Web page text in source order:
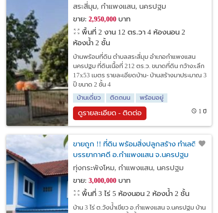
สระสี่มุม, กำแพงแสน, นครปฐม
ขาย: 2,950,000บาท
พื้นที่ 2 งาน 12 ตร.วา 4 ห้องนอน 2
ห้องน้ำ 2 ชั้น
บ้านพร้อมที่ดิน ตำบลสระสี่มุม อำเภอกำแพงแสน
นครปฐม ที่ดินเนื้อที่ 212 ตร.ว. ขนาดที่ดิน กว้างxลึก
17x53 เมตร รายละเอียดบ้าน- บ้านสร้างมาประมาณ 3
ปี ขนาด 2 ชั้น 4
บ้านเดี่ยว
ติดถนน พร้อมอยู่
ดูรายละเอียด - ติดต่อ 1 ปี
ขายถูก !! ที่ดิน พร้อมสิ่งปลูกสร้าง ทำเลดี
บรรยากาศดี อ.กำแพงแสน จ.นครปฐม
ทุ่งกระพังโหม, กำแพงแสน, นครปฐม
ขาย: 3,000,000บาท
พื้นที่ 3 ไร่ 5 ห้องนอน 2 ห้องน้ำ 2 ชั้น
บ้าน 3 ไร่ ต.วังน้ำเขียว อ.กำแพงแสน จ.นครปฐม บ้าน